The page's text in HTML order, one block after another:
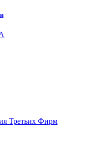
Третьих Фирм